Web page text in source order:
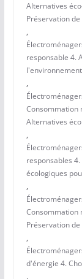
Alternatives
Préservation
,
responsable 4.
l'environnement
,
Consommation
Alternatives
,
responsables
écologiques
,
Consommation
Préservation
,
d'énergie 4.
,